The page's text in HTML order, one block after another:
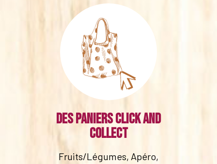
Des paniers click and
collect
Fruits/Légumes, Apéro,